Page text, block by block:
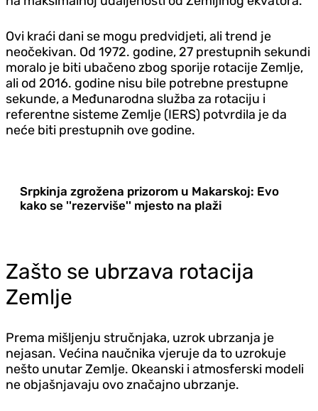
Ovi kraći dani se mogu predvidjeti, ali trend je
neočekivan. Od 1972. godine, 27 prestupnih sekundi
moralo je biti ubačeno zbog sporije rotacije Zemlje,
ali od 2016. godine nisu bile potrebne prestupne
sekunde, a Međunarodna služba za rotaciju i
referentne sisteme Zemlje (IERS) potvrdila je da
neće biti prestupnih ove godine.
Srpkinja zgrožena prizorom u Makarskoj: Evo
kako se ''rezerviše'' mjesto na plaži
Zašto se ubrzava rotacija
Zemlje
Prema mišljenju stručnjaka, uzrok ubrzanja je
nejasan. Većina naučnika vjeruje da to uzrokuje
nešto unutar Zemlje. Okeanski i atmosferski modeli
ne objašnjavaju ovo značajno ubrzanje.